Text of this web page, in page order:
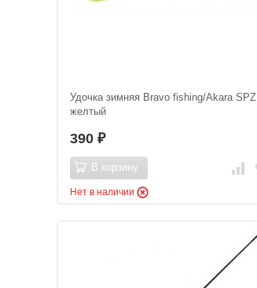
Удочка зимняя Bravo fishing/Akara SPZ
желтый
390 ₽
В корзину
Нет в наличии